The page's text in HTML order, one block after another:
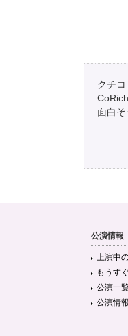
クチ
面白そ
公演情報
上演中
もうす
公演一
公演情